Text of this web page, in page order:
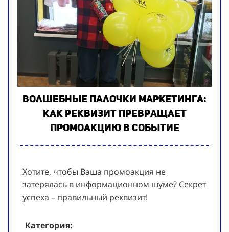
Волшебные палочки маркетинга:
как реквизит превращает
промоакцию в событие
Хотите, чтобы Ваша промоакция не
затерялась в информационном шуме? Секрет
успеха – правильный реквизит!
Категория: